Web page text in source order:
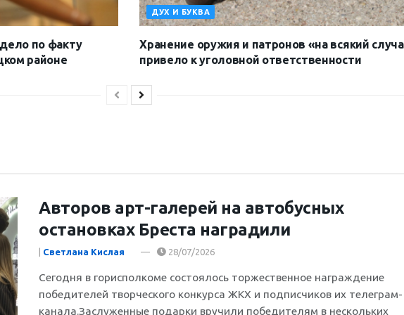
по факту
районе
ДУХ И БУКВА
Хранение оружия и патронов «на всякий
привело к уголовной ответственности
Авторов арт-галерей на автобусных
остановках Бреста наградили
Светлана Кислая 28/07/2026
Сегодня в горисполкоме состоялось торжественное награждение
победителей творческого конкурса ЖКХ и подписчиков их телеграм-
канала.Заслуженные подарки вручили победителям в нескольких